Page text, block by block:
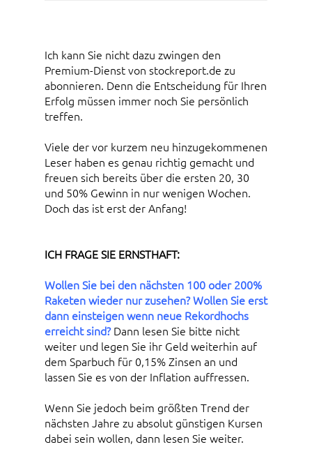
Ich kann Sie nicht dazu zwingen den
Premium-Dienst von stockreport.de zu
abonnieren. Denn die Entscheidung für Ihren
Erfolg müssen immer noch Sie persönlich
treffen.
Viele der vor kurzem neu hinzugekommenen
Leser haben es genau richtig gemacht und
freuen sich bereits über die ersten 20, 30
und 50% Gewinn in nur wenigen Wochen.
Doch das ist erst der Anfang!
ICH FRAGE SIE ERNSTHAFT:
Wollen Sie bei den nächsten 100 oder 200%
Raketen wieder nur zusehen? Wollen Sie erst
dann einsteigen wenn neue Rekordhochs
erreicht sind?Dann lesen Sie bitte nicht
weiter und legen Sie ihr Geld weiterhin auf
dem Sparbuch für 0,15% Zinsen an und
lassen Sie es von der Inflation auffressen.
Wenn Sie jedoch beim größten Trend der
nächsten Jahre zu absolut günstigen Kursen
dabei sein wollen, dann lesen Sie weiter.